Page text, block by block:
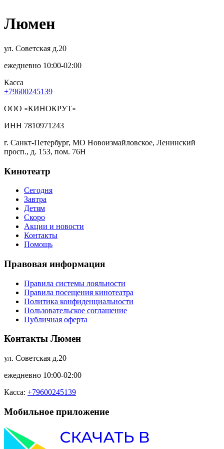
Люмен
ул. Советская д.20
ежедневно 10:00-02:00
Касса
+79600245139
ООО «КИНОКРУТ»
ИНН 7810971243
г. Санкт-Петербург, МО Новоизмайловское, Ленинский
просп., д. 153, пом. 76Н
Кинотеатр
Сегодня
Завтра
Детям
Скоро
Акции и новости
Контакты
Помощь
Правовая информация
Правила системы лояльности
Правила посещения кинотеатра
Политика конфиденциальности
Пользовательское соглашение
Публичная оферта
Контакты Люмен
ул. Советская д.20
ежедневно 10:00-02:00
Касса: +79600245139
Мобильное приложение